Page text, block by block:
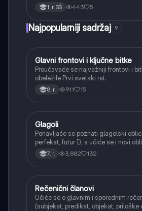
1. r. SŠ 443 5
Najpopularniji sadržaj 9
Istorija
Glavni frontovi i ključne bitke
Proučavaće se najvažniji frontovi i
obeležile Prvi svetski rat.
8. r. 911 15
Srpski jezik
Glagoli
Ponavljaće se poznati glagolski
perfekat, futur I), a učiće se i novi
aorist, imperfekat,
glagolski prilozi i pridevi.
7. r. 3,882 132
Srpski jezik
Rečenični članovi
Učiće se o glavnim i sporednim
(subjekat, predikat, objekat, priloške